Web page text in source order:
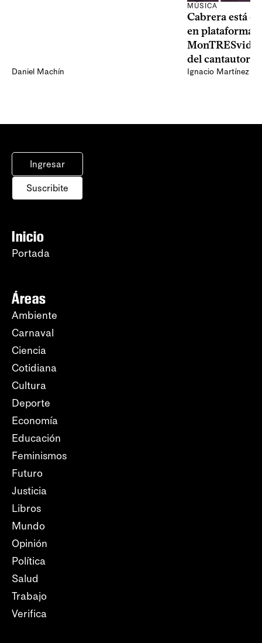
Daniel Machín
MÚSICA
Cabrera está
en plataformas
del cantautor
Ignacio Martínez
Ingresar
Suscribite
Inicio
Portada
Áreas
Ambiente
Carnaval
Ciencia
Cotidiana
Cultura
Deporte
Economía
Educación
Feminismos
Futuro
Justicia
Libros
Mundo
Opinión
Política
Salud
Trabajo
Verifica